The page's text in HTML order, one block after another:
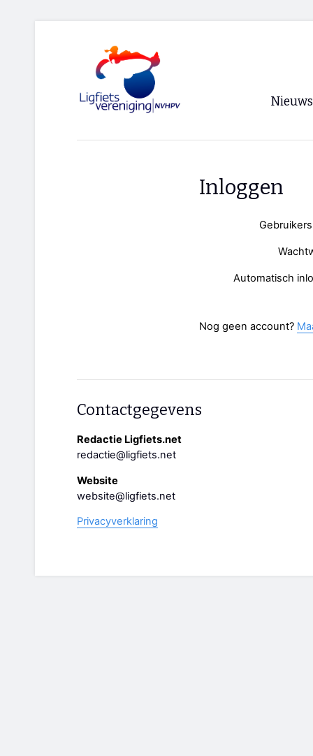
Nieuws
Inloggen
Automatisch
Nog geen account?
Contactgegevens
Redactie Ligfiets.net
redactie@ligfiets.net
Website
website@ligfiets.net
Privacyverklaring